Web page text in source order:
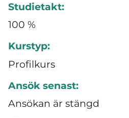
Studietakt:
100 %
Kurstyp:
Profilkurs
Ansök senast:
Ansökan är stängd